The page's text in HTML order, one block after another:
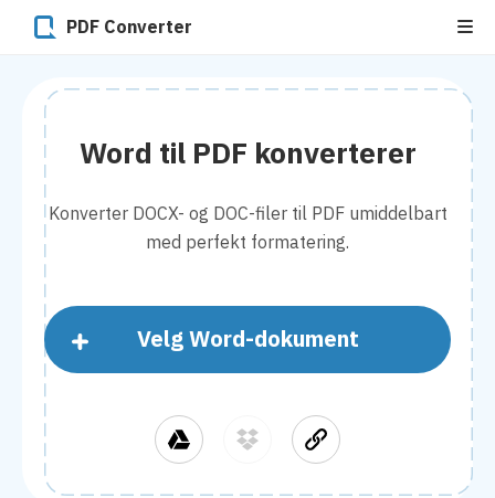
PDF Converter
Word til PDF konverterer
Konverter DOCX- og DOC-filer til PDF umiddelbart
med perfekt formatering.
Velg Word-dokument